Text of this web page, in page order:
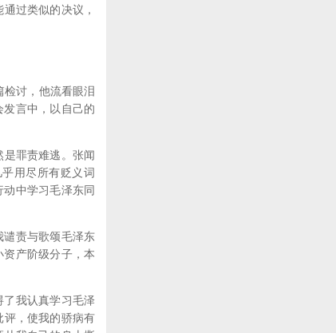
过类似的决议，
讨，他流看眼泪
言中，以自己的
罪责难逃。张闻
用尽所有贬义词
中学习毛泽东同
责与歌颂毛泽东
产阶级分子，本
我认真学习毛泽
评，使我的骄病有